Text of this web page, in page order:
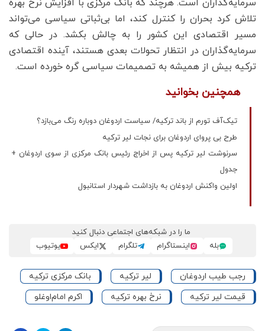
سرمایه‌گذاران است. هرچند که بانک مرکزی با افزایش نرخ بهره
تلاش کرد بحران را کنترل کند، اما بی‌ثباتی سیاسی می‌تواند
مسیر اقتصادی این کشور را به چالش بکشد. در حالی که
سرمایه‌گذاران در انتظار تحولات بعدی هستند، آینده اقتصادی
ترکیه بیش از همیشه به تصمیمات سیاسی گره خورده است.
همچنین بخوانید
تیک‌آف تورم از باند ترکیه/ سیاست اردوغان دوباره رنگ می‌بازد؟
طرح بی پروای اردوغان برای نجات لیر ترکیه
سرنوشت لیر ترکیه پس از اخراج رئیس بانک مرکزی از سوی اردوغان +
جدول
اولین واکنش اردوغان به بازداشت شهردار استانبول
ما را در شبکه‌های اجتماعی دنبال کنید
بله
اینستاگرام تلگرام ایکس یوتیوب
رجب طیب اردوغان لیر ترکیه
بانک مرکزی ترکیه
قیمت لیر ترکیه
نرخ بهره ترکیه اکرم امام‌اوغلو